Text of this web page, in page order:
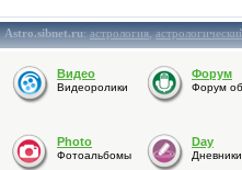
Astro.sibnet.ru:астрология,
Видео
Видеоролики
Форум
Форум
Photo
Фотоальбомы
Day
Дневники